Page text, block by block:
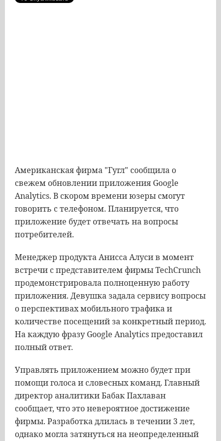
Американская фирма "Гугл" сообщила о
свежем обновлении приложения Google
Analytics. В скором времени юзеры смогут
говорить с телефоном. Планируется, что
приложение будет отвечать на вопросы
потребителей.
Менеджер продукта Анисса Алуси в момент
встречи с представителем фирмы TechCrunch
продемонстрировала полноценную работу
приложения. Девушка задала сервису вопросы
о перспективах мобильного трафика и
количестве посещений за конкретный период.
На каждую фразу Google Analytics предоставил
полный ответ.
Управлять приложением можно будет при
помощи голоса и словесных команд. Главный
директор аналитики Бабак Пахлаван
сообщает, что это невероятное достижение
фирмы. Разработка длилась в течении 3 лет,
однако могла затянуться на неопределенный